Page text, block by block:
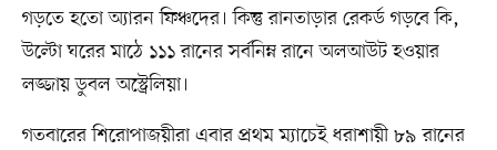
গড়তে হতো অ্যারন ফিঞ্চদের। কিন্তু রানতাড়ার রেকর্ড গড়বে কি,
উল্টো ঘরের মাঠে ১১১ রানের সর্বনিম্ন রানে অলআউট হওয়ার
লজ্জায় ডুবল অস্ট্রেলিয়া।
গতবারের শিরোপাজয়ীরা এবার প্রথম ম্যাচেই ধরাশায়ী ৮৯ রানের